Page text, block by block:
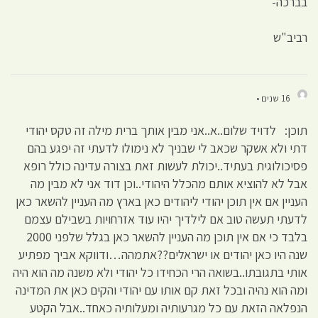
רביב"ש
16 שנים •
תוכן: לדויד שלום..א..אני מבין אותך ברית מילה זה טקס יהודי
דתי ולא אשקר שכאב לי שבניך לא נימולו לדעתי זה יפגע בהם
פסיכולוגית בעתיד..יכולת לעשות זאת בצורה עדינה כולל רופא
אבל לא להוציא אותם מהכלל היהודי..וכן דוד אני לא מבין מה
העניין אם אין תוכן יהודי ליהודים כאן בארץ מה העניין להשאר כאן
לדעתי תעשה טוב אם לילדיך יהיו עוד אזרחויות בשבילם עצמם
בלבד כי אם אין תוכן מה העניין להשאר כאן בגלל שלפני 2000
שנה היו כאן יהודים או ישראלים??אתמהה…ודווקא אביך מפתיע
אותי בתגובתו..בשואה הרי הכחידו כל יהודי ולא משנה מה הוא היה
ומה הוא נהיה ובכל זאת קם אותו עם יהודי והקים כאן את המדינה
הנפלאה הזאת עם כל מגרעותיה ומעלותיה כאחד..אבל הקטע